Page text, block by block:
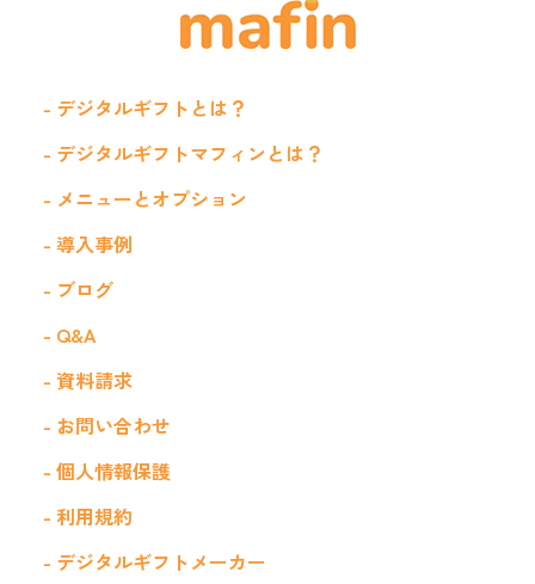
- デジタルギフトとは？
- デジタルギフトマフィンとは？
- メニューとオプション
- 導入事例
- ブログ
- Q&A
- 資料請求
- お問い合わせ
- 個人情報保護
- 利用規約
- デジタルギフトメーカー